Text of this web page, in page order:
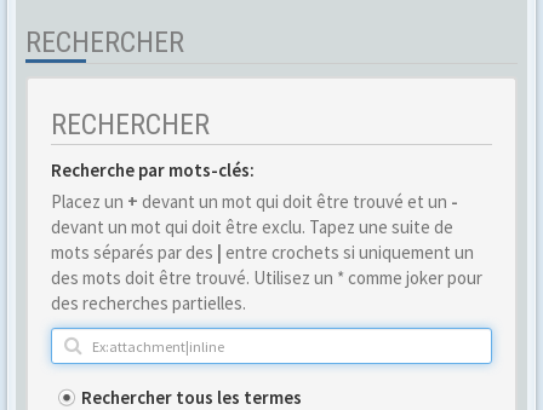
RECHERCHER
RECHERCHER
Recherche par mots-clés:
Placez un + devant un mot qui doit être trouvé et un -
devant un mot qui doit être exclu. Tapez une suite de
mots séparés par des | entre crochets si uniquement un
des mots doit être trouvé. Utilisez un * comme joker pour
des recherches partielles.
Rechercher tous les termes